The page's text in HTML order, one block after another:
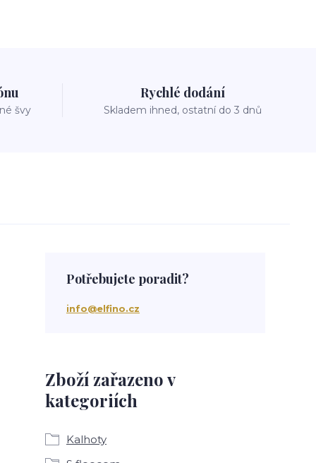
švy
Rychlé dodání
Skladem ihned, ostatní do 3 dnů
Zboží zařazeno v
kategoriích
Kalhoty
Potřebujete poradit?
info@elfino.cz